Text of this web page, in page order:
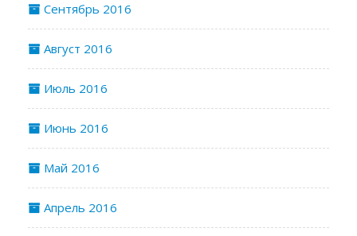
Сентябрь 2016
Август 2016
Июль 2016
Июнь 2016
Май 2016
Апрель 2016